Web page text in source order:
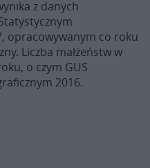
z danych
opracowywanym co roku
Liczba małżeństw w
o czym GUS
2016.